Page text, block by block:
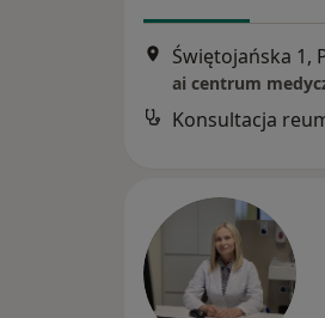
Świętojańska 1,
ai centrum
Konsultacja